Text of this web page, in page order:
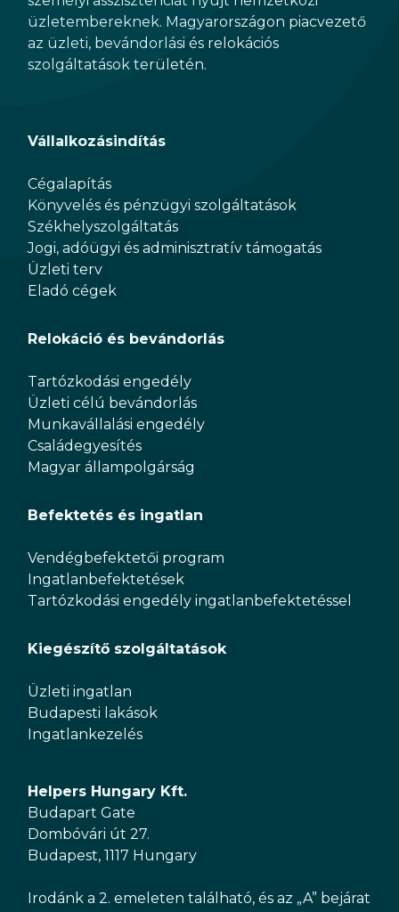
üzletembereknek. Magyarországon piacvezető
az üzleti, bevándorlási és relokációs
szolgáltatások területén.
Vállalkozásindítás
Cégalapítás
Könyvelés és pénzügyi szolgáltatások
Székhelyszolgáltatás
Jogi, adóügyi és adminisztratív támogatás
Üzleti terv
Eladó cégek
Relokáció és bevándorlás
Tartózkodási engedély
Üzleti célú bevándorlás
Munkavállalási engedély
Családegyesítés
Magyar állampolgárság
Befektetés és ingatlan
Vendégbefektetői program
Ingatlanbefektetések
Tartózkodási engedély ingatlanbefektetéssel
Kiegészítő szolgáltatások
Üzleti ingatlan
Budapesti lakások
Ingatlankezelés
Helpers Hungary Kft.
Budapart Gate
Dombóvári út 27.
Budapest, 1117 Hungary
Irodánk a 2. emeleten található, és az „A” bejárat